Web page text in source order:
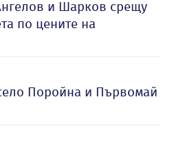
и Шарков срещу
по цените на
Поройна и Първомай